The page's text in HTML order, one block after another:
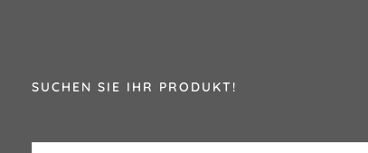
SUCHEN SIE IHR PRODUKT!